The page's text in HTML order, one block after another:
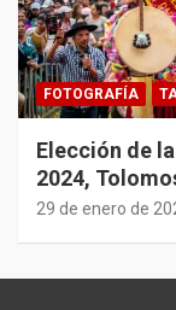
FOTOGRAFÍA
Elección de
2024,
29 de enero de